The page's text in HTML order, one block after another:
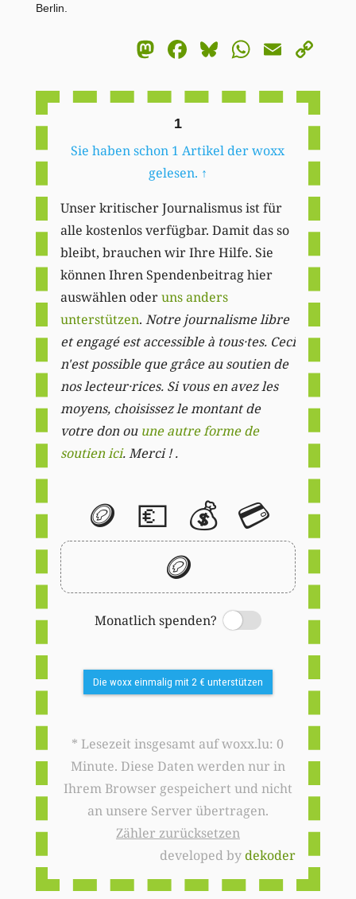
Berlin.
Mastodon
Facebook
BlueskyEmail
1
Sie haben schon 1 Artikel der woxx
gelesen. ↑
Unser kritischer Journalismus ist für
alle kostenlos verfügbar. Damit das so
bleibt, brauchen wir Ihre Hilfe. Sie
können Ihren Spendenbeitrag hier
auswählen oderuns anders
unterstützen. Notre journalisme libre
et engagé est accessible à tous·tes. Ceci
n'est possible que grâce au soutien de
nos lecteur·rices. Si vous en avez les
moyens, choisissez le montant de
votre don ou une autre forme de
soutien ici. Merci ! .
🪙 💶 💰 💳
🪙
Monatlich spenden?
Switch
Die woxx einmalig mit 2 € unterstützen
* Lesezeit insgesamt auf woxx.lu: 0
Minute. Diese Daten werden nur in
Ihrem Browser gespeichert und nicht
an unsere Server übertragen.
Zähler zurücksetzen
developed bydekoder